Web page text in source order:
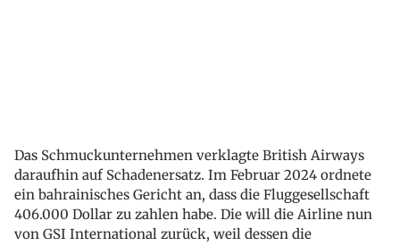
Das Schmuckunternehmen verklagte British Airways
daraufhin auf Schadenersatz. Im Februar 2024 ordnete
ein bahrainisches Gericht an, dass die Fluggesellschaft
406.000 Dollar zu zahlen habe. Die will die Airline nun
von GSI International zurück, weil dessen die